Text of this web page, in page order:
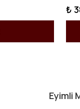
₺
Eyimli